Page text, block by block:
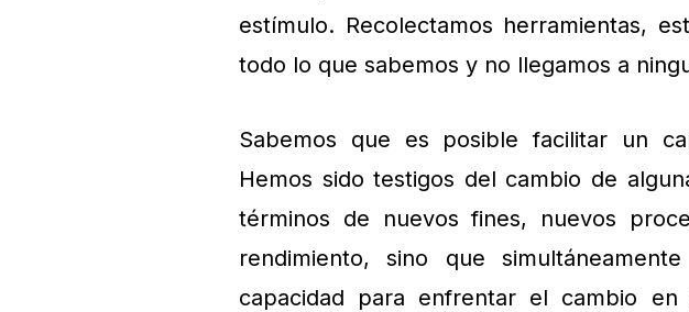
estímulo. Recolectamos herramientas,
todo lo que sabemos y no llegamos a
Sabemos que es posible facilitar un
Hemos sido testigos del cambio de
términos de nuevos fines, nuevos
rendimiento, sino que
capacidad para enfrentar el cambio en